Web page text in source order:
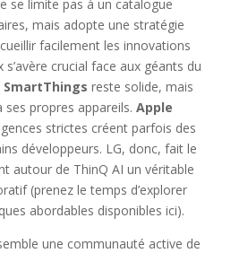
se limite pas à un catalogue
mais adopte une stratégie
facilement les innovations
s’avère crucial face aux géants du
SmartThings reste solide, mais
propres appareils. Apple
strictes créent parfois des
développeurs. LG, donc, fait le
autour de ThinQ AI un véritable
(prenez le temps d’explorer
abordables disponibles ici).
une communauté active de